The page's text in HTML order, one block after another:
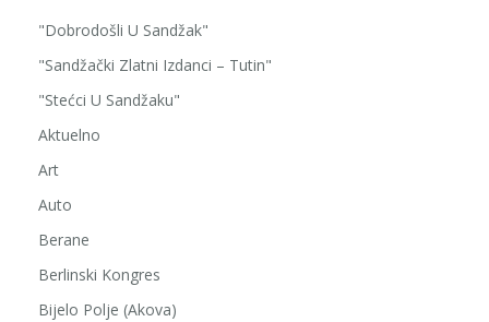
"Dobrodošli U Sandžak"
"Sandžački Zlatni Izdanci – Tutin"
"Stećci U Sandžaku"
Aktuelno
Art
Auto
Berane
Berlinski Kongres
Bijelo Polje (Akova)